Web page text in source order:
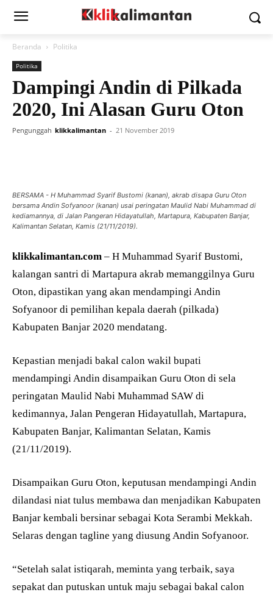
Beranda Politika
Politika
Dampingi Andin di Pilkada
2020, Ini Alasan Guru Oton
Pengunggah klikkalimantan - 21 November 2019
BERSAMA - H Muhammad Syarif Bustomi (kanan), akrab disapa Guru Oton
bersama Andin Sofyanoor (kanan) usai peringatan Maulid Nabi Muhammad di
kediamannya, di Jalan Pangeran Hidayatullah, Martapura, Kabupaten Banjar,
Kalimantan Selatan, Kamis (21/11/2019).
klikkalimantan.com – H Muhammad Syarif Bustomi,
kalangan santri di Martapura akrab memanggilnya Guru
Oton, dipastikan yang akan mendampingi Andin
Sofyanoor di pemilihan kepala daerah (pilkada)
Kabupaten Banjar 2020 mendatang.
Kepastian menjadi bakal calon wakil bupati
mendampingi Andin disampaikan Guru Oton di sela
peringatan Maulid Nabi Muhammad SAW di
kedimannya, Jalan Pengeran Hidayatullah, Martapura,
Kabupaten Banjar, Kalimantan Selatan, Kamis
(21/11/2019).
Disampaikan Guru Oton, keputusan mendampingi Andin
dilandasi niat tulus membawa dan menjadikan Kabupaten
Banjar kembali bersinar sebagai Kota Serambi Mekkah.
Selaras dengan tagline yang diusung Andin Sofyanoor.
“Setelah salat istiqarah, meminta yang terbaik, saya
sepakat dan putuskan untuk maju sebagai bakal calon